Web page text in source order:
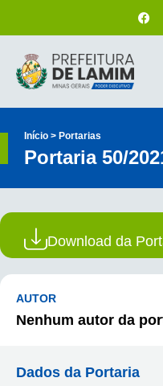
Início > Portarias
Portaria 50/
Download da
AUTOR
Nenhum autor da
Dados da Portaria